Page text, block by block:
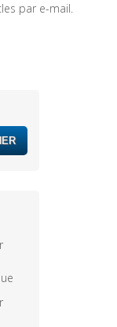
par e-mail.